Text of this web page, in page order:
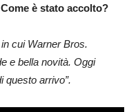
è stato accolto?
cui Warner Bros.
e bella novità. Oggi
questo arrivo”.